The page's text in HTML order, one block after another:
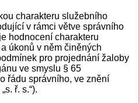
charakteru služebního
v rámci větve správního
hodnocení charakteru
úkonů v něm činěných
pro projednání žaloby
ve smyslu § 65
řádu správního, ve znění
ř. s.“).